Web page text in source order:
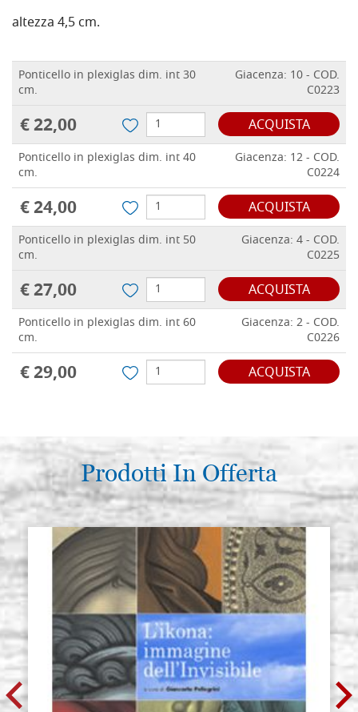
altezza 4,5 cm.
Ponticello in plexiglas dim. int 30
cm.
Giacenza: 10 - COD.
C0223
€ 22,00 ACQUISTA
Ponticello in plexiglas dim. int 40
cm.
Giacenza: 12 - COD.
C0224
€ 24,00 ACQUISTA
Ponticello in plexiglas dim. int 50
cm.
Giacenza: 4 - COD.
C0225
€ 27,00 ACQUISTA
Ponticello in plexiglas dim. int 60
cm.
Giacenza: 2 - COD.
C0226
€ 29,00 ACQUISTA
Prodotti In Offerta